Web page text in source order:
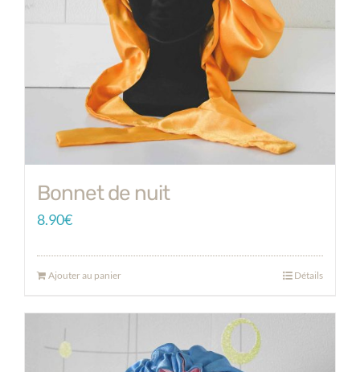
Bonnet de nuit
8.90€
Ajouter au panier Détails